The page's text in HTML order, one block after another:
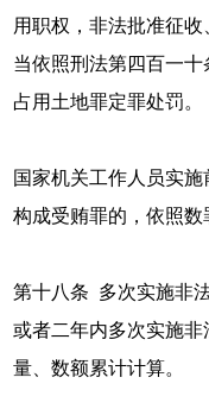
用职权，非法批准征
当依照刑法第四百一十
占用土地罪定罪处罚。
国家机关工作人员实
构成受贿罪的，依照数
第十八条 多次实施非
或者二年内多次实施
量、数额累计计算。